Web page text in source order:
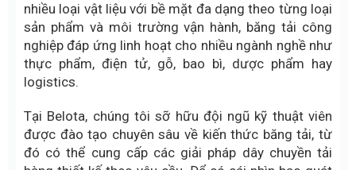
nhiều loại vật liệu với bề mặt đa dạng theo từng loại
sản phẩm và môi trường vận hành, băng tải công
nghiệp đáp ứng linh hoạt cho nhiều ngành nghề như
thực phẩm, điện tử, gỗ, bao bì, dược phẩm hay
logistics.
Tại Belota, chúng tôi sỡ hữu đội ngũ kỹ thuật viên
được đào tạo chuyên sâu về kiến thức băng tải, từ
đó có thể cung cấp các giải pháp dây chuyền tải